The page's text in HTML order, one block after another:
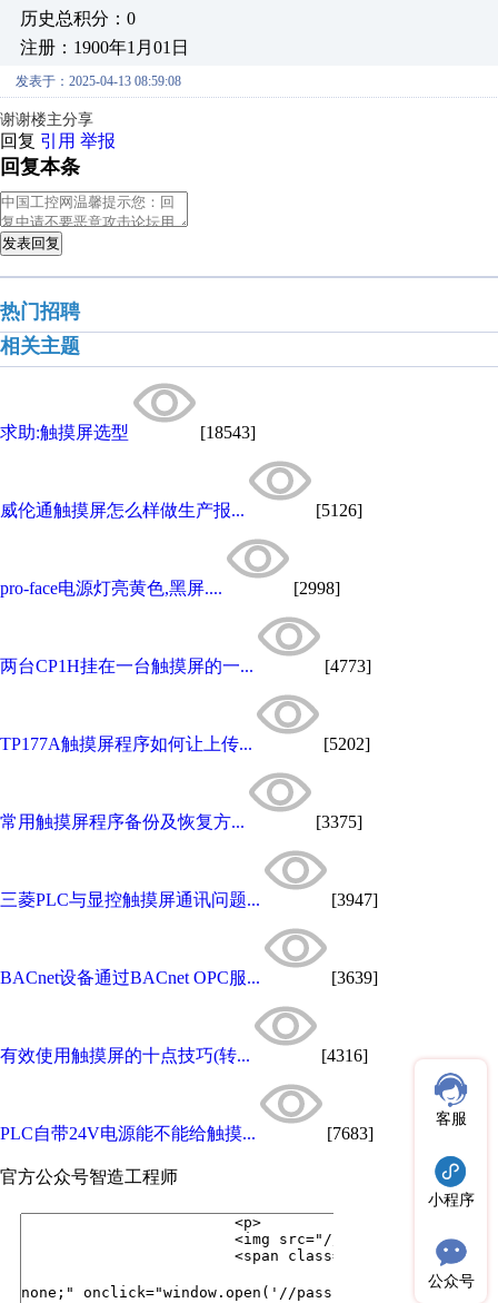
历史总积分：0
注册：1900年1月01日
发表于：2025-04-13 08:59:08
谢谢楼主分享
回复 引用 举报
回复本条
发表回复
热门招聘
相关主题
求助:触摸屏选型 [18543]
威伦通触摸屏怎么样做生产报... [5126]
pro-face电源灯亮黄色,黑屏.... [2998]
两台CP1H挂在一台触摸屏的一... [4773]
TP177A触摸屏程序如何让上传... [5202]
常用触摸屏程序备份及恢复方... [3375]
三菱PLC与显控触摸屏通讯问题... [3947]
BACnet设备通过BACnet OPC服... [3639]
有效使用触摸屏的十点技巧(转... [4316]
PLC自带24V电源能不能给触摸... [7683]
官方公众号智造工程师
客服
小程序
公众号